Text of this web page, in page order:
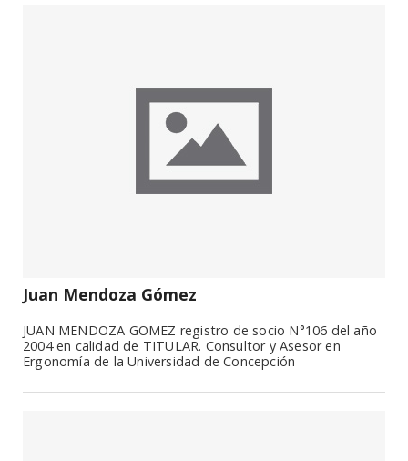
Juan Mendoza Gómez
JUAN MENDOZA GOMEZ registro de socio N°106 del año
2004 en calidad de TITULAR. Consultor y Asesor en
Ergonomía de la Universidad de Concepción